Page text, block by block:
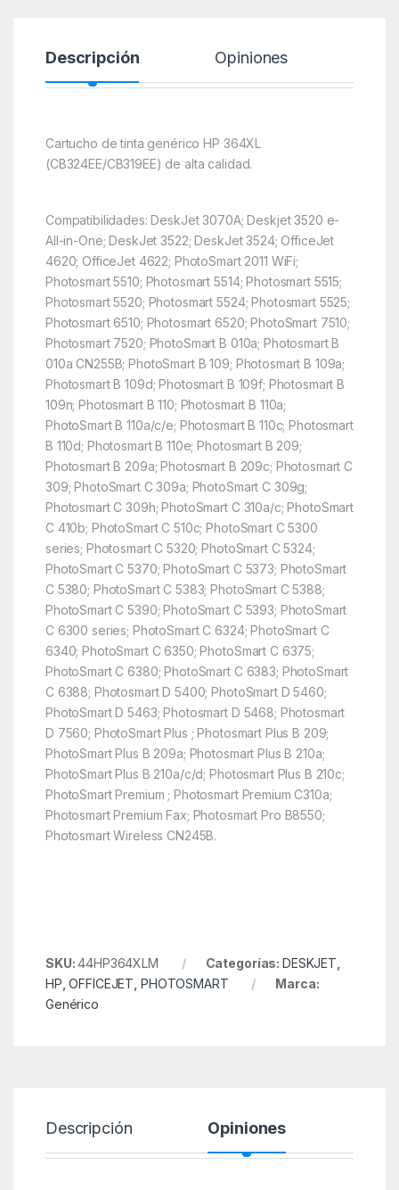
Descripción Opiniones
Cartucho de tinta genérico HP 364XL
(CB324EE/CB319EE) de alta calidad.
Compatibilidades: DeskJet 3070A; Deskjet 3520 e-
All-in-One; DeskJet 3522; DeskJet 3524; OfficeJet
4620; OfficeJet 4622; PhotoSmart 2011 WiFi;
Photosmart 5510; Photosmart 5514; Photosmart 5515;
Photosmart 5520; Photosmart 5524; Photosmart 5525;
Photosmart 6510; Photosmart 6520; PhotoSmart 7510;
Photosmart 7520; PhotoSmart B 010a; Photosmart B
010a CN255B; PhotoSmart B 109; Photosmart B 109a;
Photosmart B 109d; Photosmart B 109f; Photosmart B
109n; Photosmart B 110; Photosmart B 110a;
PhotoSmart B 110a/c/e; Photosmart B 110c; Photosmart
B 110d; Photosmart B 110e; Photosmart B 209;
Photosmart B 209a; Photosmart B 209c; Photosmart C
309; PhotoSmart C 309a; PhotoSmart C 309g;
Photosmart C 309h; PhotoSmart C 310a/c; PhotoSmart
C 410b; PhotoSmart C 510c; PhotoSmart C 5300
series; Photosmart C 5320; PhotoSmart C 5324;
PhotoSmart C 5370; PhotoSmart C 5373; PhotoSmart
C 5380; PhotoSmart C 5383; PhotoSmart C 5388;
PhotoSmart C 5390; PhotoSmart C 5393; PhotoSmart
C 6300 series; PhotoSmart C 6324; PhotoSmart C
6340; PhotoSmart C 6350; PhotoSmart C 6375;
PhotoSmart C 6380; PhotoSmart C 6383; PhotoSmart
C 6388; Photosmart D 5400; PhotoSmart D 5460;
PhotoSmart D 5463; Photosmart D 5468; Photosmart
D 7560; PhotoSmart Plus ; Photosmart Plus B 209;
PhotoSmart Plus B 209a; Photosmart Plus B 210a;
PhotoSmart Plus B 210a/c/d; Photosmart Plus B 210c;
PhotoSmart Premium ; Photosmart Premium C310a;
Photosmart Premium Fax; Photosmart Pro B8550;
Photosmart Wireless CN245B.
SKU:44HP364XLM Categorías: DESKJET
HP ,OFFICEJET PHOTOSMART
Marca:
Genérico
Descripción Opiniones